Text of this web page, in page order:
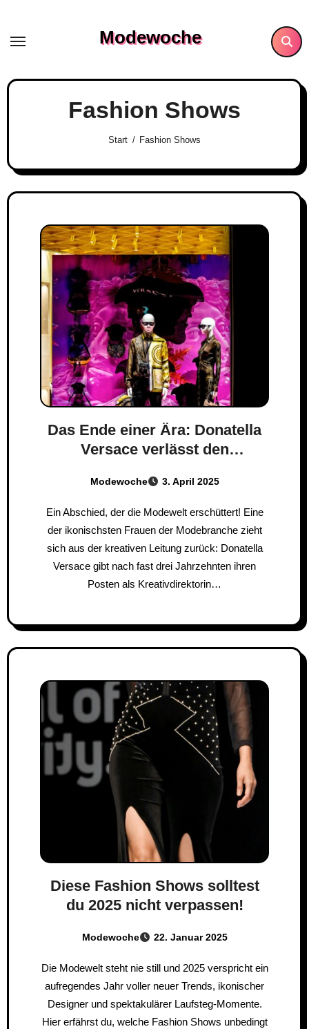
content
Modewoche
Fashion Shows
Start Fashion Shows
Das Ende einer Ära: Donatella
Versace verlässt den
Modewoche 3. April 2025
Ein Abschied, der die Modewelt erschüttert! Eine
der ikonischsten Frauen der Modebranche zieht
sich aus der kreativen Leitung zurück: Donatella
Versace gibt nach fast drei Jahrzehnten ihren
Posten als Kreativdirektorin…
Diese Fashion Shows solltest
du 2025 nicht verpassen!
Modewoche 22. Januar 2025
Die Modewelt steht nie still und 2025 verspricht ein
aufregendes Jahr voller neuer Trends, ikonischer
Designer und spektakulärer Laufsteg-Momente.
Hier erfährst du, welche Fashion Shows unbedingt